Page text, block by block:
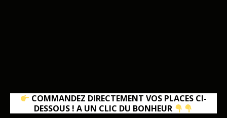
COMMANDEZ DIRECTEMENT VOS PLACES CI-
DESSOUS ! A UN CLIC DU BONHEUR